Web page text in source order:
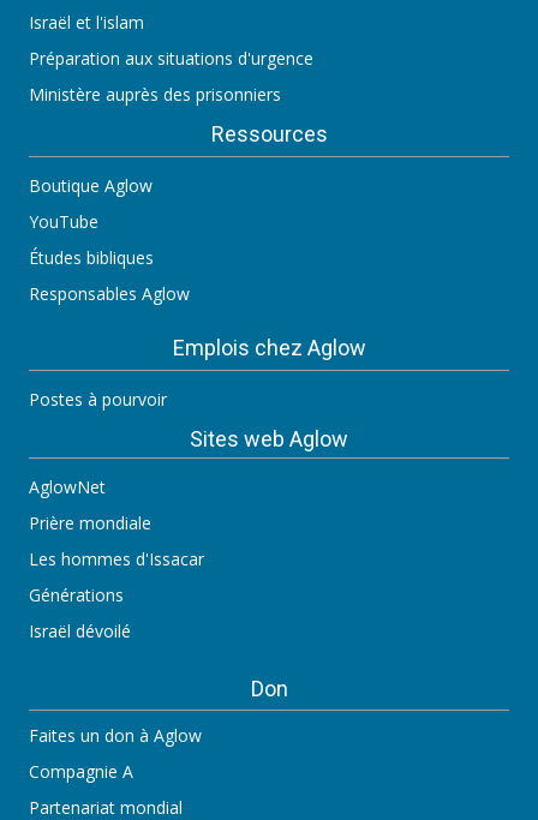
Israël et l'islam
Préparation aux situations d'urgence
Ministère auprès des prisonniers
Ressources
Boutique Aglow
YouTube
Études bibliques
Responsables Aglow
Emplois chez Aglow
Postes à pourvoir
Sites web Aglow
AglowNet
Prière mondiale
Les hommes d'Issacar
Générations
Israël dévoilé
Don
Faites un don à Aglow
Compagnie A
Partenariat mondial